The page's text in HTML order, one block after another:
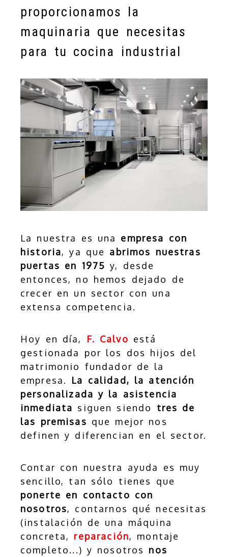
proporcionamos la
maquinaria que necesitas
para tu cocina industrial
La nuestra es una empresa con
historia, ya que abrimos nuestras
puertas en 1975 y, desde
entonces, no hemos dejado de
crecer en un sector con una
extensa competencia.
Hoy en día, F. Calvo está
gestionada por los dos hijos del
matrimonio fundador de la
empresa. La calidad, la atención
personalizada y la asistencia
inmediata siguen siendo tres de
las premisas que mejor nos
definen y diferencian en el sector.
Contar con nuestra ayuda es muy
sencillo, tan sólo tienes que
ponerte en contacto con
nosotros, contarnos qué necesitas
(instalación de una máquina
concreta, reparación, montaje
completo...) y nosotros nos